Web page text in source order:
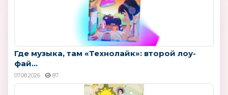
Где музыка, там «Технолайк»: второй лоу-
фай...
07.08.2026 87